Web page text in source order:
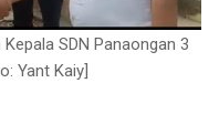
SDN Panaongan 3
Yant Kaiy]